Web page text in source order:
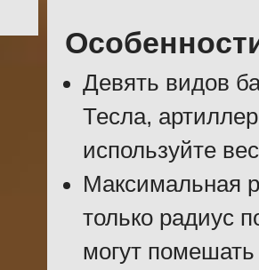
Девять видов
Тесла,
используйте
Максимальная
только радиус
могут